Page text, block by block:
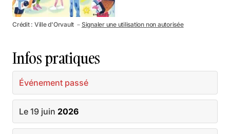
Crédit : Ville d'Orvault － Signaler une utilisation non autorisée
Infos pratiques
Événement passé
Le 19 juin 2026